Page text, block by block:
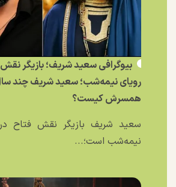
بیوگرافی سعید شریف؛ بازیگر
رویای نیمه‌شب؛ سعید شریف چند
همسرش کیست؟
سعید شریف بازیگر نقش فتاح
نیمه‌شب است؛...